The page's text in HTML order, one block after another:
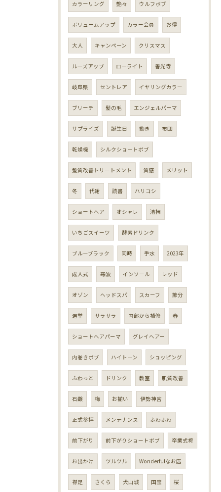
カラーリング 艶々 ウルフボブ
ボリュームアップ カラー会員 お得
大人 キャンペーン クリスマス
ルーズアップ ローライト 善光寺
岐阜県 セントレア イヤリングカラー
ブリーチ 髪の毛 エンジェルパーマ
サプライズ 誕生日 動き 布団
乾燥機 シルクショートボブ
髪質改善トリートメント 質感 メリット
冬 代謝 読書 ハリコシ
ショートヘア オシャレ 清掃
いちごスイーツ 酵素ドリンク
ブルーブラック 同時 手水 2023年
成人式 寒波 インソール レッド
オゾン ヘッドスパ スカーフ 節分
選挙 サラサラ 内部から補修 春
ショートヘアパーマ グレイヘアー
内巻きボブ ハイトーン ショッピング
ふわっと ドリンク 教室 肌質改善
石鹸 梅 お揃い 伊勢神宮
正式参拝 メンテナンス ふわふわ
前下がり 前下がりショートボブ 卒業式袴
お出かけ ツルツル Wonderfulなお店
襟足 さくら 犬山城 国宝 桜